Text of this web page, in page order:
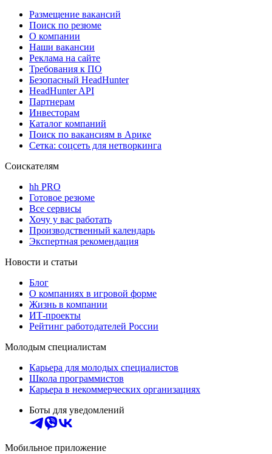
Размещение вакансий
Поиск по резюме
О компании
Наши вакансии
Реклама на сайте
Требования к ПО
Безопасный HeadHunter
HeadHunter API
Партнерам
Инвесторам
Каталог компаний
Поиск по вакансиям в Арике
Сетка: соцсеть для нетворкинга
Соискателям
hh PRO
Готовое резюме
Все сервисы
Хочу у вас работать
Производственный календарь
Экспертная рекомендация
Новости и статьи
Блог
О компаниях в игровой форме
Жизнь в компании
ИТ-проекты
Рейтинг работодателей России
Молодым специалистам
Карьера для молодых специалистов
Школа программистов
Карьера в некоммерческих организациях
Боты для уведомлений
Мобильное приложение